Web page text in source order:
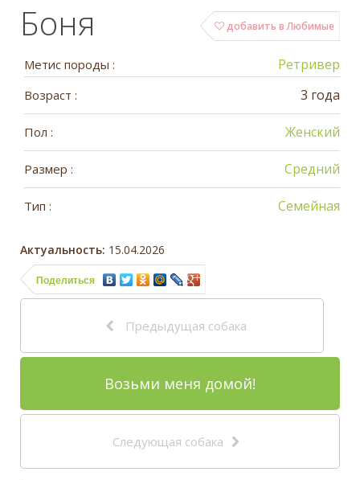
добавить в Любимые
Боня
Метис породы : Ретривер
Возраст : 3 года
Пол : Женский
Размер : Средний
Тип : Семейная
Актуальность: 15.04.2026
Поделиться
Предыдущая собака
Возьми меня домой!
Следующая собака